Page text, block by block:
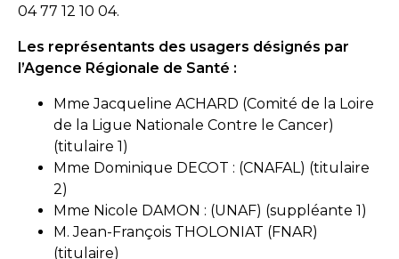
04 77 12 10 04.
Les représentants des usagers désignés par
l’Agence Régionale de Santé :
Mme Jacqueline ACHARD (Comité de la Loire
de la Ligue Nationale Contre le Cancer)
(titulaire 1)
Mme Dominique DECOT : (CNAFAL) (titulaire
2)
Mme Nicole DAMON : (UNAF) (suppléante 1)
M. Jean-François THOLONIAT (FNAR)
(titulaire)